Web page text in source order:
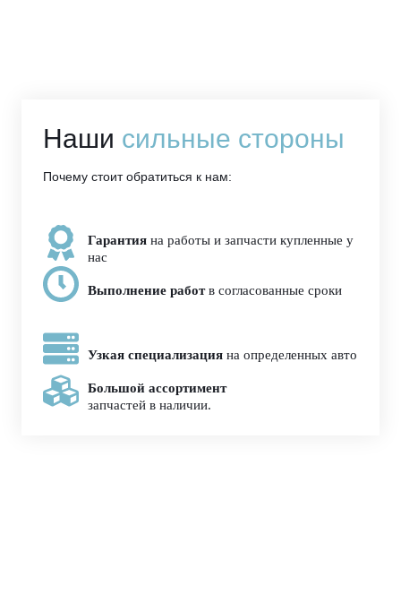
Наши сильные стороны
Почему стоит обратиться к нам:
Гарантия на работы и запчасти купленные у
нас
Выполнение работв согласованные сроки
Узкая специализация на определенных авто
Большой ассортимент
запчастей в наличии.